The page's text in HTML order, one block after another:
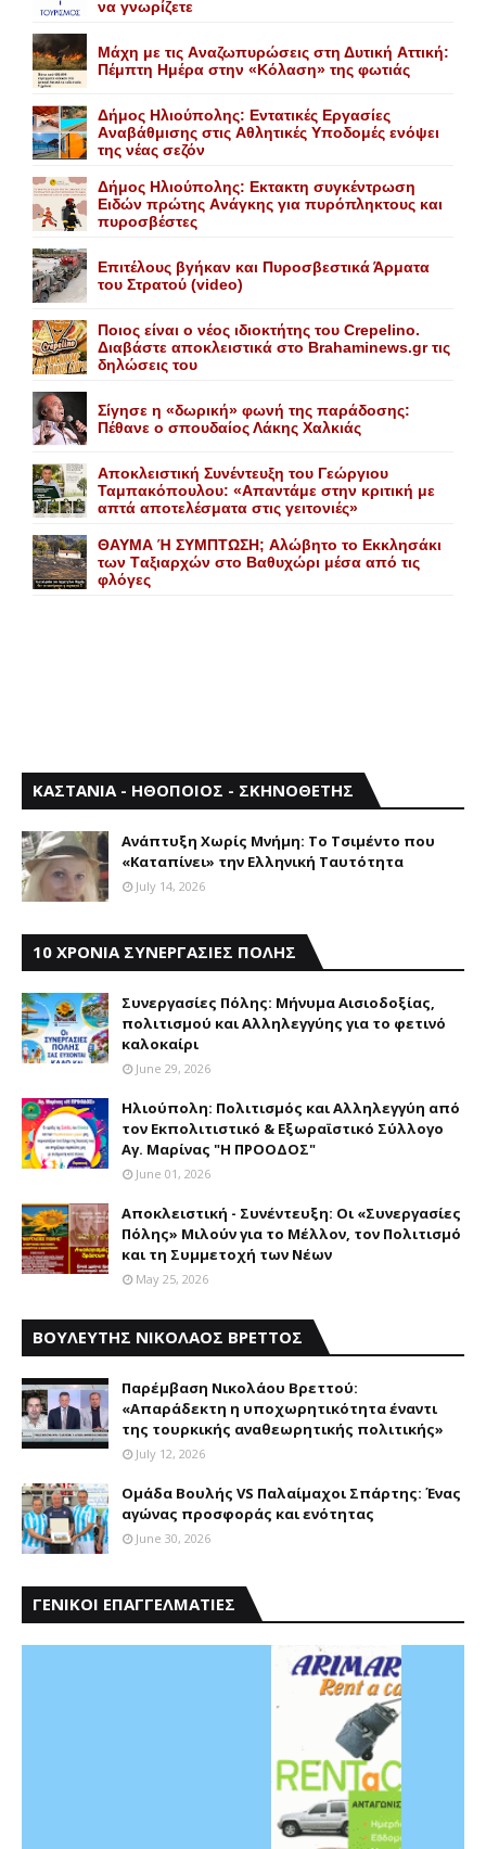
να γνωρίζετε
Mάχη με τις Aναζωπυρώσεις στη Δυτική Aττική:
Πέμπτη Hμέρα στην «Kόλαση» της φωτιάς
Δήμος Ηλιούπολης: Eντατικές Eργασίες
Aναβάθμισης στις Aθλητικές Yποδομές ενόψει
της νέας σεζόν
Δήμος Ηλιούπολης: Eκτακτη συγκέντρωση
Eιδών πρώτης Aνάγκης για πυρόπληκτους και
πυροσβέστες
Επιτέλους βγήκαν και Πυροσβεστικά Άρματα
του Στρατού (video)
Ποιος είναι ο νέος ιδιοκτήτης του Crepelino.
Διαβάστε αποκλειστικά στο Brahaminews.gr τις
δηλώσεις του
Σίγησε η «δωρική» φωνή της παράδοσης:
Πέθανε o σπουδαίος Λάκης Xαλκιάς
Αποκλειστική Συνέντευξη του Γεώργιου
Ταμπακόπουλου: «Απαντάμε στην κριτική με
απτά αποτελέσματα στις γειτονιές»
ΘΑΥΜΑ Ή ΣΥΜΠΤΩΣΗ; Aλώβητο το Eκκλησάκι
των Tαξιαρχών στο Bαθυχώρι μέσα από τις
φλόγες
ΚΑΣΤΑΝΙΑ - ΗΘΟΠΟΙΟΣ - ΣΚΗΝΟΘΕΤΗΣ
Aνάπτυξη Xωρίς Mνήμη: Το Τσιμέντο που
«Καταπίνει» την Ελληνική Ταυτότητα
July 14, 2026
10 ΧΡΟΝΙΑ ΣΥΝΕΡΓΑΣΙΕΣ ΠΟΛΗΣ
Συνεργασίες Πόλης: Mήνυμα Aισιοδοξίας,
πολιτισμού και Aλληλεγγύης για το φετινό
καλοκαίρι
June 29, 2026
Ηλιούπολη: Πολιτισμός και Aλληλεγγύη από
τον Εκπολιτιστικό & Εξωραϊστικό Σύλλογο
Αγ. Μαρίνας "Η ΠΡΟΟΔΟΣ"
June 01, 2026
Αποκλειστική - Συνέντευξη: Οι «Συνεργασίες
Πόλης» Μιλούν για το Μέλλον, τον Πολιτισμό
και τη Συμμετοχή των Νέων
May 25, 2026
ΒΟΥΛΕΥΤΗΣ ΝΙΚΟΛΑΟΣ ΒΡΕΤΤΟΣ
Παρέμβαση Nικολάου Bρεττού:
«Aπαράδεκτη η υποχωρητικότητα έναντι
της τουρκικής αναθεωρητικής πολιτικής»
July 12, 2026
Ομάδα Βουλής VS Παλαίμαχοι Σπάρτης: Ένας
αγώνας προσφοράς και ενότητας
June 30, 2026
ΓΕΝΙΚΟΙ ΕΠΑΓΓΕΛΜΑΤΙΕΣ